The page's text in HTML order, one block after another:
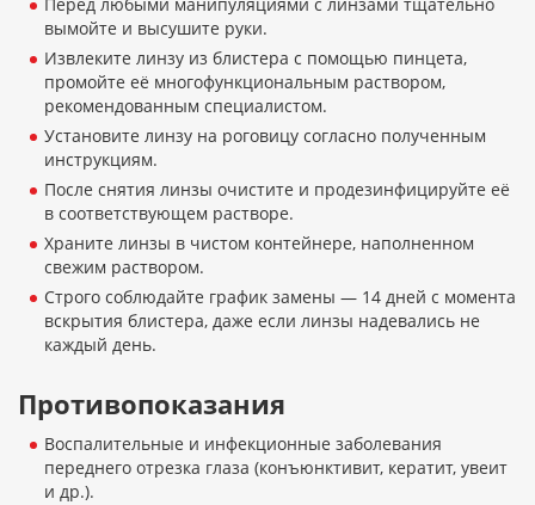
вымойте и высушите руки.
Извлеките линзу из блистера с помощью пинцета,
промойте её многофункциональным раствором,
рекомендованным специалистом.
Установите линзу на роговицу согласно полученным
инструкциям.
После снятия линзы очистите и продезинфицируйте её
в соответствующем растворе.
Храните линзы в чистом контейнере, наполненном
свежим раствором.
Строго соблюдайте график замены — 14 дней с момента
вскрытия блистера, даже если линзы надевались не
каждый день.
Противопоказания
Воспалительные и инфекционные заболевания
переднего отрезка глаза (конъюнктивит, кератит, увеит
и др.).